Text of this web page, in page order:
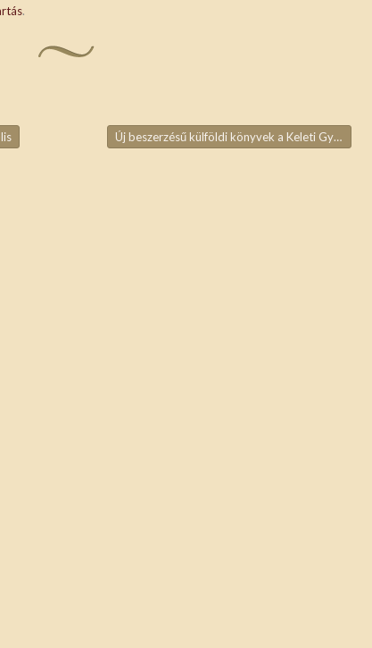
.
Új beszerzésű külföldi könyvek a Keleti Gyűjteményben